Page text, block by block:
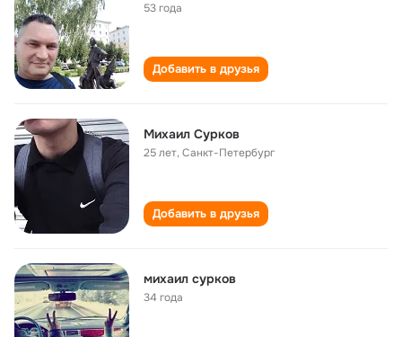
53 года
Добавить в друзья
Михаил Сурков
25 лет,Санкт-Петербург
Добавить в друзья
михаил сурков
34 года